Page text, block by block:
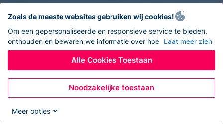
Zoals de meeste websites gebruiken wij cookies!
Om een gepersonaliseerde en responsieve service te bieden,
onthouden en bewaren we informatie over hoe Laat meer zien
Alle Cookies Toestaan
Noodzakelijke toestaan
Meer opties